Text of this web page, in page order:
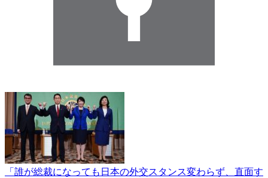
「誰が総裁になっても日本の外交スタンス変わらず、直面す